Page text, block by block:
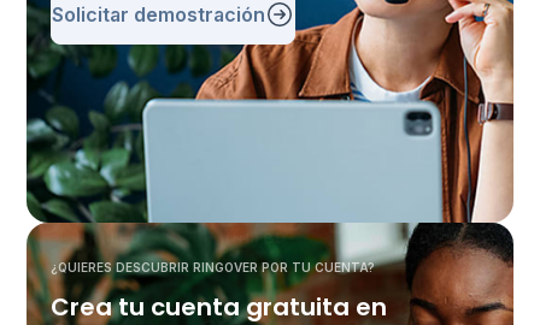
Solicitar demostración
¿QUIERES DESCUBRIR RINGOVER POR TU CUENTA?
Crea tu cuenta gratuita en